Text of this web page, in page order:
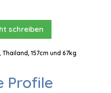
schreiben
157cm und 67kg
Profile